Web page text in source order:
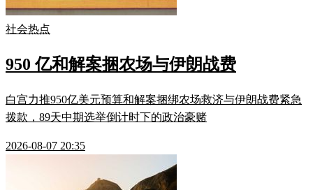
社会热点
950 亿和解案捆农场与伊朗战费
白宫力推950亿美元预算和解案捆绑农场救济与伊朗战费紧急
拨款，89天中期选举倒计时下的政治豪赌
2026-08-07 20:35